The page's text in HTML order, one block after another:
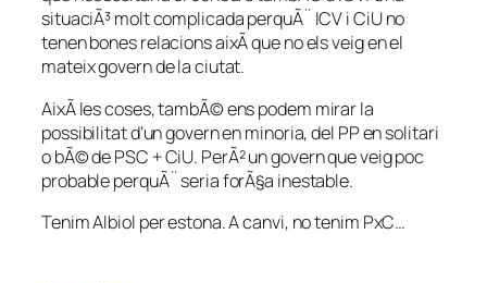
situaciÃ³ molt complicada perquÃ¨ ICV i CiU no
tenen bones relacions aixÃ­ que no els veig en el
mateix govern de la ciutat.
AixÃ­ les coses, tambÃ© ens podem mirar la
possibilitat d’un govern en minoria, del PP en solitari
o bÃ© de PSC + CiU. PerÃ² un govern que veig poc
probable perquÃ¨ seria forÃ§a inestable.
Tenim Albiol per estona. A canvi, no tenim PxC…